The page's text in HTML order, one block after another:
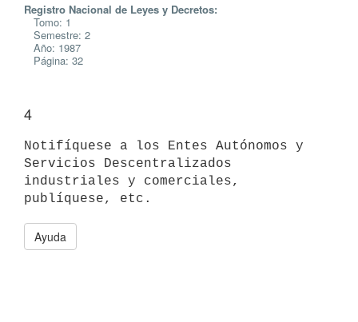
Registro Nacional de Leyes y Decretos:
Tomo: 1
Semestre: 2
Año: 1987
Página: 32
4
Notifíquese a los Entes Autónomos y
Servicios Descentralizados
industriales y comerciales,
Ayuda